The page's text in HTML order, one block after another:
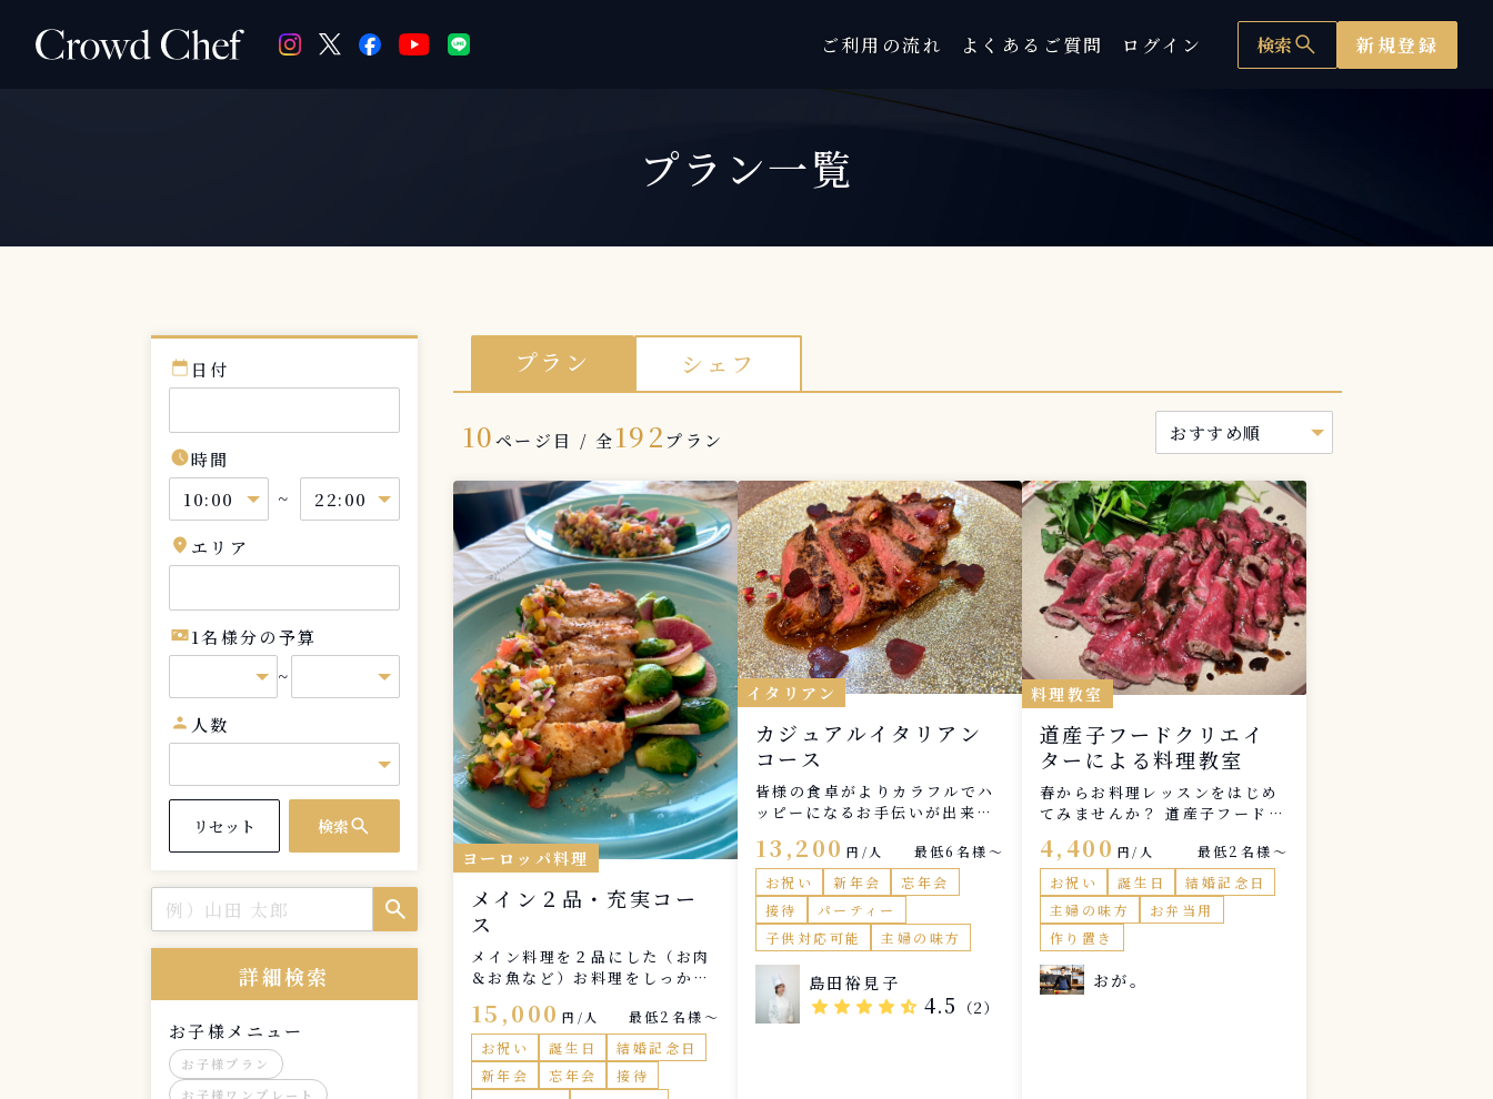
ご利用の流れ よくあるご質問 ログイン 検索search 新規登録
プラン一覧
calendar_today 日付
schedule時間
~
location_on エリア
universal_currency_alt1名様分の予算
~
person 人数
リセット 検索search
search
詳細検索
お子様メニュー
お子様プラン
お子様ワンプレート
プラン シェフ
10ページ目 / 全192 プラン
ヨーロッパ料理
メイン２品・充実コー
ス
メイン料理を２品にした（お肉
＆お魚など）お料理をしっかり
15,000 円/人
最低2名様〜
お祝い
誕生日
結婚記念日
新年会
忘年会
接待
イタリアン
カジュアルイタリアン
コース
皆様の食卓がよりカラフルでハ
ッピーになるお手伝いが出来た
13,200 円/人
最低6名様〜
お祝い
新年会
忘年会
接待
パーティー
子供対応可能
主婦の味方
島田裕見子
star star star star star_half 4.5 （2）
料理教室
道産子フードクリエイ
ターによる料理教室
春からお料理レッスンをはじめ
てみませんか？ 道産子フードク
す。 料理人歴11年のプロのシェ
フが 基礎から応用のヒントまで
丁寧にお教えします。 体験レッ
スンもございますので、まずは
お気軽にお問合せください。
4,400 円/人
最低2名様〜
お祝い
誕生日
結婚記念日
主婦の味方
お弁当用
作り置き
おが。